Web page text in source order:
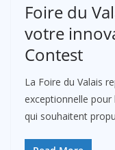
Foire du
votre
Contest
La Foire du Valais
exceptionnelle
qui souhaitent